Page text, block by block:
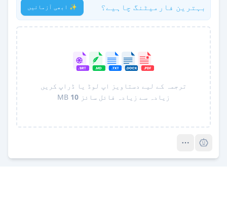
بہترین فارمیٹنگ چاہیے؟ ✨ ابھی آزمائیں
ترجمہ کے لیے دستاویز اپ لوڈ یا ڈراپ کریں
زیادہ سے زیادہ فائل سائز 10